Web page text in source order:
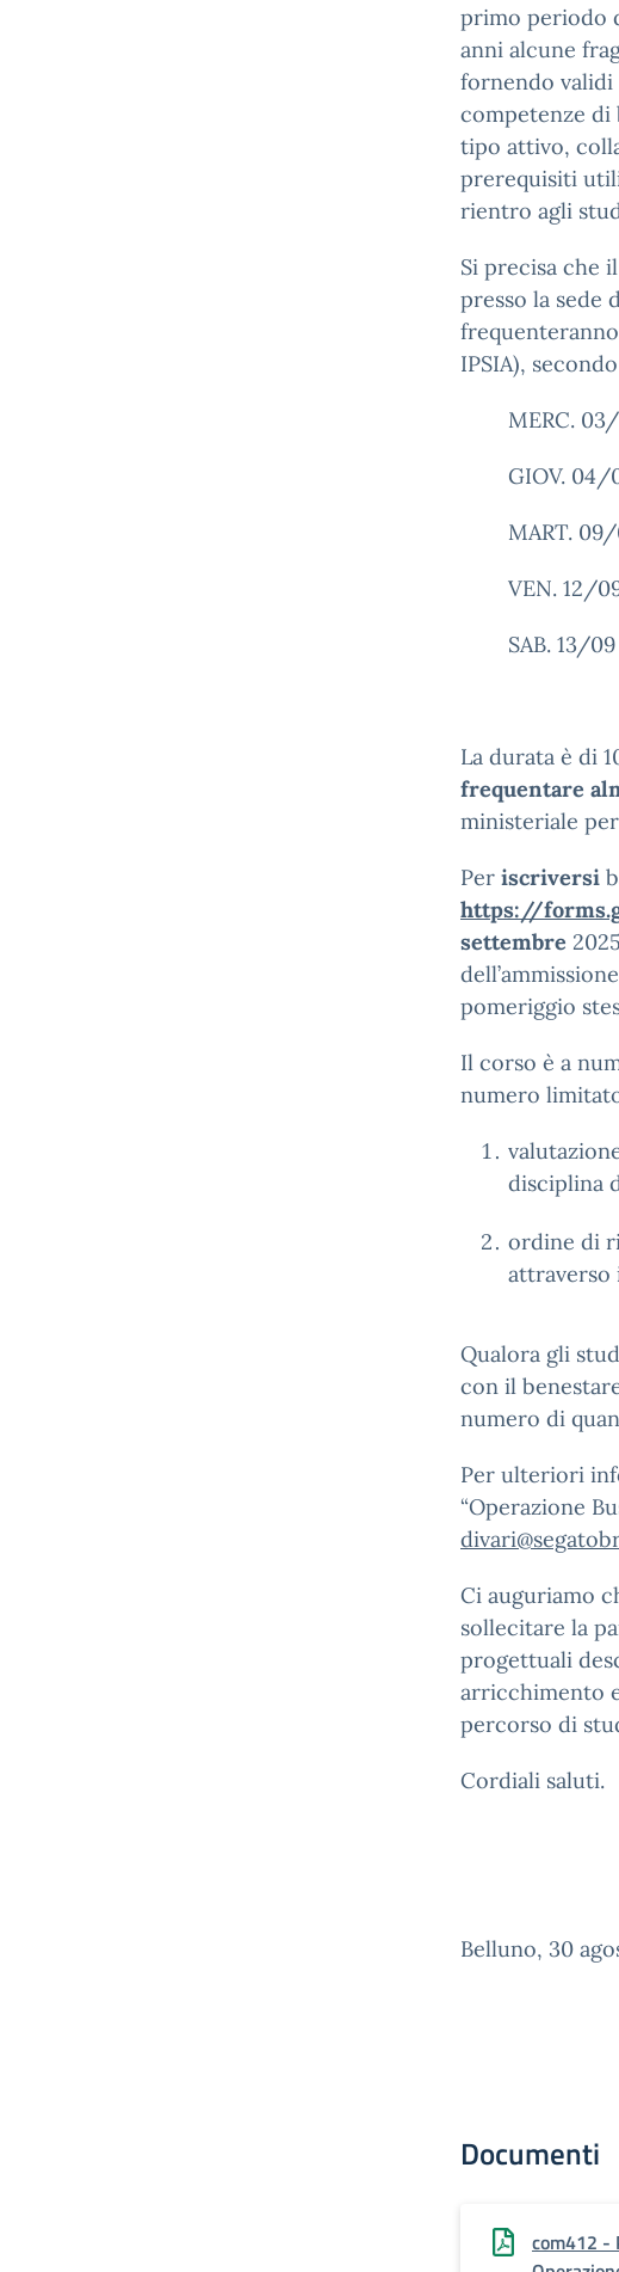
primo periodo
anni alcune
fornendo
competenze di
tipo attivo,
prerequisiti
rientro agli
Si precisa che
presso la sede
IPSIA),
MERC.
GIOV. 04/
MART.
VEN. 12/
SAB. 13/
La durata è di
frequentare
ministeriale
Per iscriversi
https://
settembre
pomeriggio
Il corso è a
numero
disciplina
ordine di
attraverso
Qualora gli
con il
numero di
Per ulteriori
“Operazione
Ci auguriamo
sollecitare la
progettuali
arricchimento
percorso di
Cordiali saluti.
Belluno, 30
Documenti
com412 -